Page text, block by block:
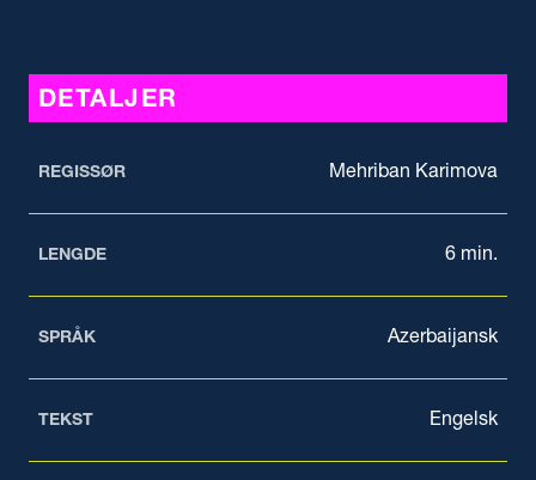
DETALJER
REGISSØR Mehriban Karimova
LENGDE 6 min.
SPRÅK Azerbaijansk
TEKST Engelsk